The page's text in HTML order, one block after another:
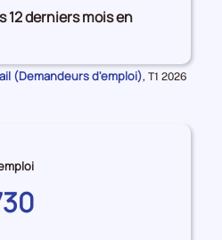
12 derniers mois en
(Demandeurs d'emploi), Données
T1 2026